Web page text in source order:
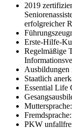
2019
erfolgreicher
Erste-Hilfe-
Regelmäßige
Ausbildungen
Staatlich
Essential Life
PKW